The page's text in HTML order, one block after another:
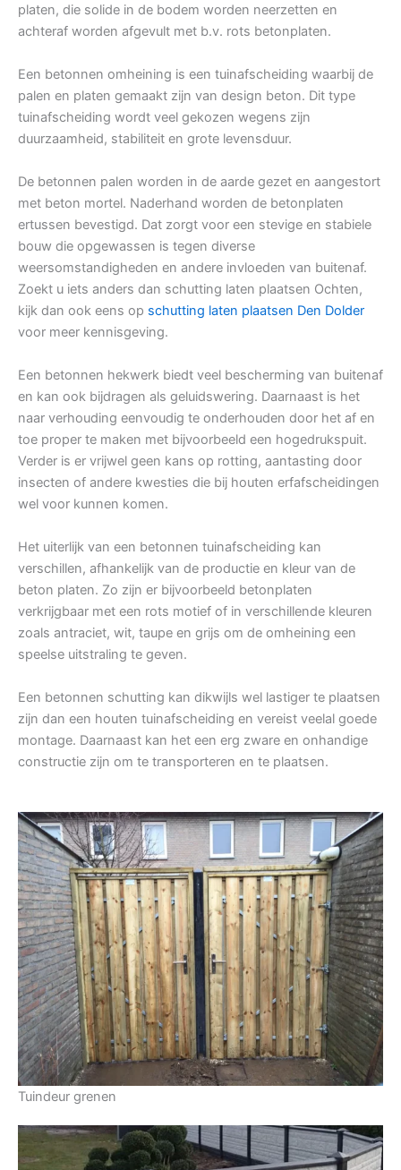
platen, die solide in de bodem worden neerzetten en
achteraf worden afgevult met b.v. rots betonplaten.
Een betonnen omheining is een tuinafscheiding waarbij de
palen en platen gemaakt zijn van design beton. Dit type
tuinafscheiding wordt veel gekozen wegens zijn
duurzaamheid, stabiliteit en grote levensduur.
De betonnen palen worden in de aarde gezet en aangestort
met beton mortel. Naderhand worden de betonplaten
ertussen bevestigd. Dat zorgt voor een stevige en stabiele
bouw die opgewassen is tegen diverse
weersomstandigheden en andere invloeden van buitenaf.
Zoekt u iets anders dan schutting laten plaatsen Ochten,
kijk dan ook eens op schutting laten plaatsen Den Dolder
voor meer kennisgeving.
Een betonnen hekwerk biedt veel bescherming van buitenaf
en kan ook bijdragen als geluidswering. Daarnaast is het
naar verhouding eenvoudig te onderhouden door het af en
toe proper te maken met bijvoorbeeld een hogedrukspuit.
Verder is er vrijwel geen kans op rotting, aantasting door
insecten of andere kwesties die bij houten erfafscheidingen
wel voor kunnen komen.
Het uiterlijk van een betonnen tuinafscheiding kan
verschillen, afhankelijk van de productie en kleur van de
beton platen. Zo zijn er bijvoorbeeld betonplaten
verkrijgbaar met een rots motief of in verschillende kleuren
zoals antraciet, wit, taupe en grijs om de omheining een
speelse uitstraling te geven.
Een betonnen schutting kan dikwijls wel lastiger te plaatsen
zijn dan een houten tuinafscheiding en vereist veelal goede
montage. Daarnaast kan het een erg zware en onhandige
constructie zijn om te transporteren en te plaatsen.
Tuindeur grenen